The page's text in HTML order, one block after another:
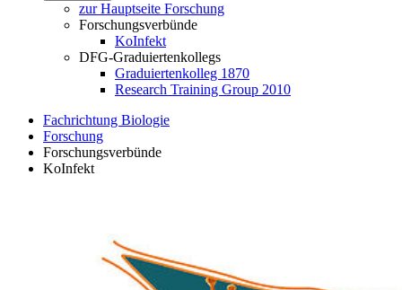
zur Hauptseite Forschung
Forschungsverbünde
KoInfekt
DFG-Graduiertenkollegs
Graduiertenkolleg 1870
Research Training Group 2010
Fachrichtung Biologie
Forschung
Forschungsverbünde
KoInfekt